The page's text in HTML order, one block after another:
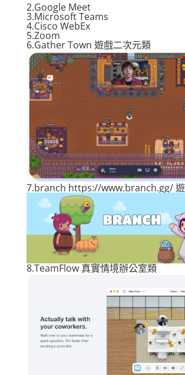
2.Google Meet
3.Microsoft Teams
4.Cisco WebEx
5.Zoom
6.Gather Town 遊戲二次元類
7.branch https://www.branch.gg/
8.TeamFlow真實情境辦公室類